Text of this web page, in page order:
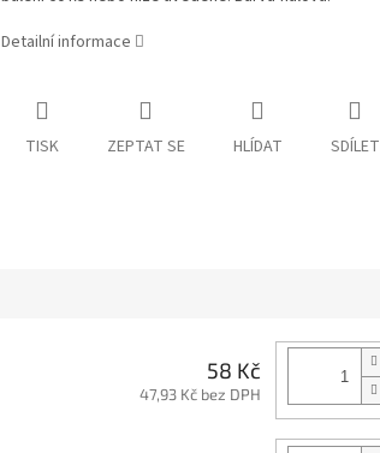
Detailní informace
TISK ZEPTAT SE HLÍDAT SDÍLET
58 Kč
47,93 Kč bez DPH